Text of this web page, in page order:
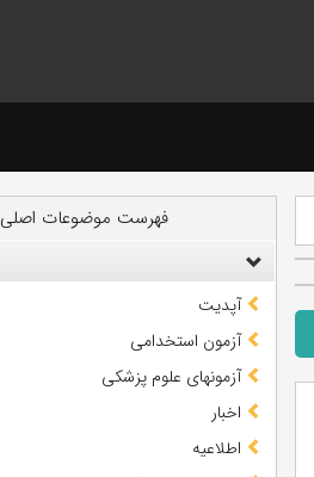
فهرست موضوعات اصلی
آپدیت
آزمون استخدامی
آزمونهای علوم پزشکی
اخبار
اطلاعیه